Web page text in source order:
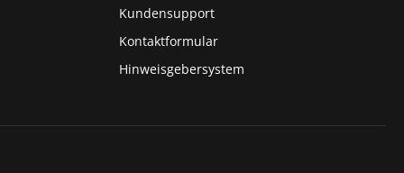
Kundensupport
Kontaktformular
Hinweisgebersystem